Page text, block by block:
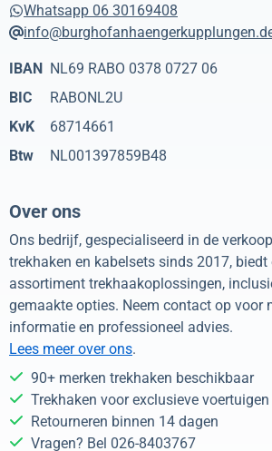
Whatsapp 06 30169408
IBAN NL69 RABO 0378 0727 06
BIC
RABONL2U
KvK
68714661
Btw
NL001397859B48
Over ons
Ons bedrijf, gespecialiseerd in de
trekhaken en kabelsets sinds 2017, biedt
assortiment trekhaakoplossingen,
gemaakte opties. Neem contact op voor
informatie en professioneel advies.
Lees meer over ons.
90+ merken trekhaken beschikbaar
Trekhaken voor exclusieve voertuigen
Retourneren binnen 14 dagen
Vragen? Bel 026-8403767